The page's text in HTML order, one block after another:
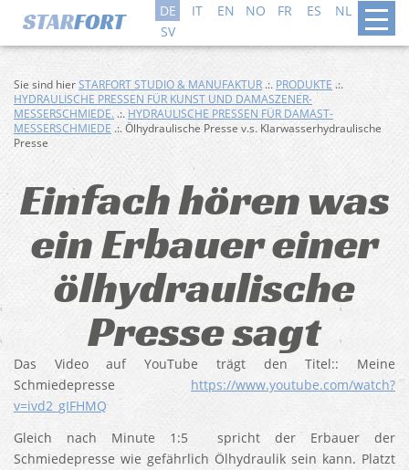
DE IT EN NO FR ES NL
DA
SV
Sie sind hierSTARFORT STUDIO & MANUFAKTUR .:. PRODUKTE .:.
HYDRAULISCHE PRESSEN FÜR KUNST UND DAMASZENER-
MESSERSCHMIEDE. .:. HYDRAULISCHE PRESSEN FÜR DAMAST-
MESSERSCHMIEDE .:. Ölhydraulische Presse v.s. Klarwasserhydraulische
Presse
Einfach hören was
ein Erbauer einer
ölhydraulische
Presse sagt
Das Video auf YouTube trägt den Titel:: Meine
Schmiedepresse https://www.youtube.com/watch?
v=ivd2_gIFHMQ
Gleich nach Minute 1:5 spricht der Erbauer der
Schmiedepresse wie gefährlich Ölhydraulik sein kann. Platzt